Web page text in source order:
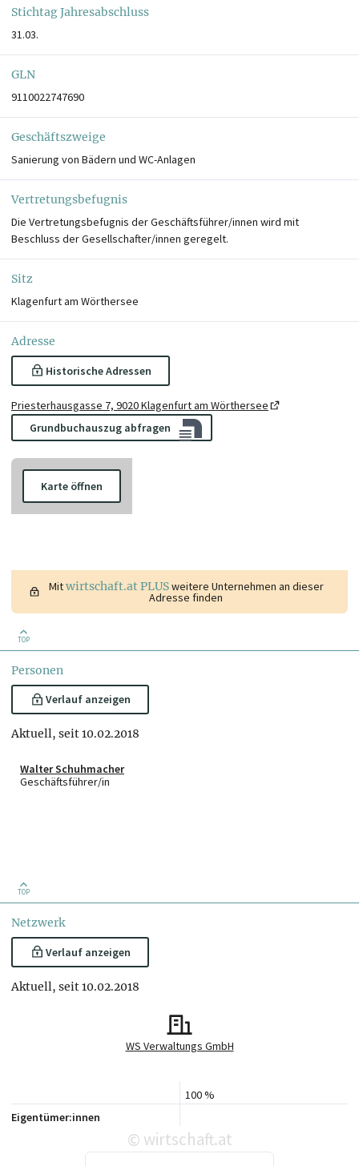
Stichtag Jahresabschluss
31.03.
GLN
9110022747690
Geschäftszweige
Sanierung von Bädern und WC-Anlagen
Vertretungsbefugnis
Die Vertretungsbefugnis der Geschäftsführer/innen wird mit
Beschluss der Gesellschafter/innen geregelt.
Sitz
Klagenfurt am Wörthersee
Adresse
Historische Adressen
Priesterhausgasse 7, 9020 Klagenfurt am Wörthersee
Grundbuchauszug abfragen
Karte öffnen
Mitwirtschaft.at PLUSweitere Unternehmen an dieser
Adresse finden
TOP
Personen
Verlauf anzeigen
Aktuell, seit 10.02.2018
Walter Schuhmacher
Geschäftsführer/in
TOP
Netzwerk
Verlauf anzeigen
Aktuell, seit 10.02.2018
WS Verwaltungs GmbH
100 %
Eigentümer:innen
© wirtschaft.at